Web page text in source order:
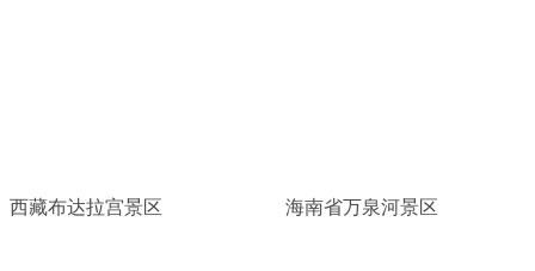
西藏布达拉宫景区 海南省万泉河景区